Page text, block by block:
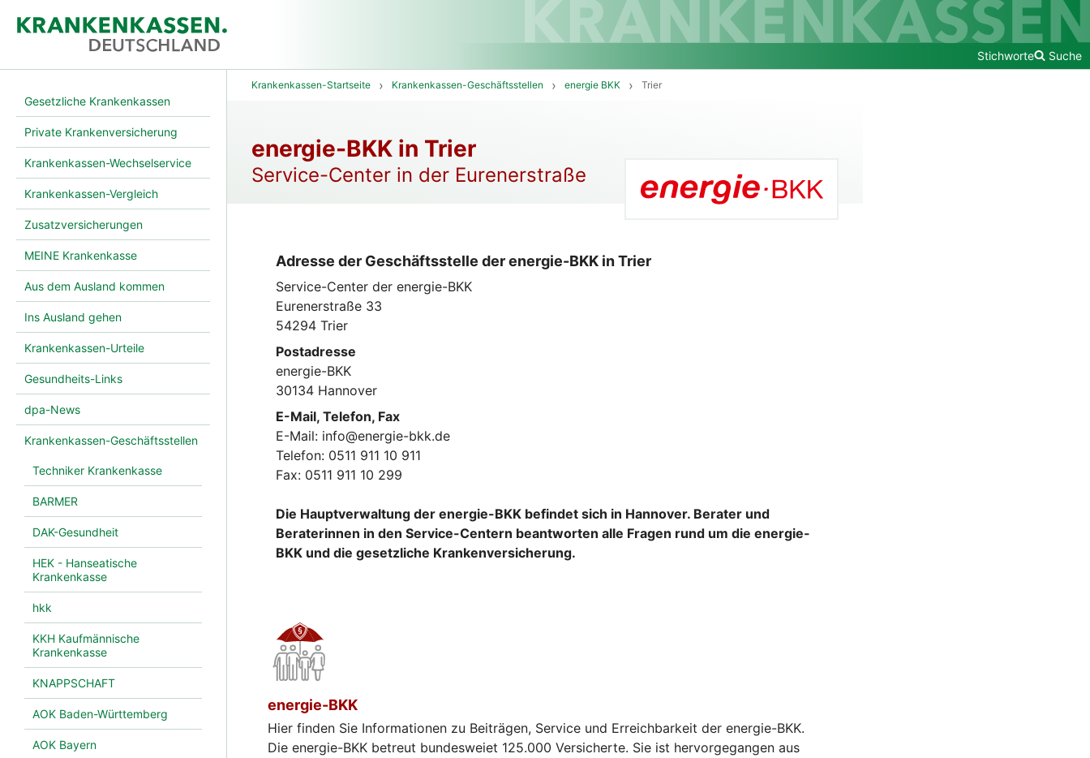
Stichworte Suche
Gesetzliche Krankenkassen
Private Krankenversicherung
Krankenkassen-Wechselservice
Krankenkassen-Vergleich
Zusatzversicherungen
MEINE Krankenkasse
Aus dem Ausland kommen
Ins Ausland gehen
Krankenkassen-Urteile
Gesundheits-Links
dpa-News
Krankenkassen-Geschäftsstellen
Techniker Krankenkasse
BARMER
DAK-Gesundheit
HEK - Hanseatische
Krankenkasse
hkk
KKH Kaufmännische
Krankenkasse
KNAPPSCHAFT
AOK Baden-Württemberg
AOK Bayern
Krankenkassen-Startseite Krankenkassen-Geschäftsstellen energie BKK Trier
energie-BKK in Trier
Service-Center in der Eurenerstraße
Adresse der Geschäftsstelle der energie-BKK in Trier
Service-Center der energie-BKK
Eurenerstraße 33
54294 Trier
Postadresse
energie-BKK
30134 Hannover
E-Mail, Telefon, Fax
E-Mail: info@energie-bkk.de
Telefon: 0511 911 10 911
Fax: 0511 911 10 299
Die Hauptverwaltung der energie-BKK befindet sich in Hannover. Berater und
Beraterinnen in den Service-Centern beantworten alle Fragen rund um die energie-
BKK und die gesetzliche Krankenversicherung.
energie-BKK
Hier finden Sie Informationen zu Beiträgen, Service und Erreichbarkeit der energie-BKK.
Die energie-BKK betreut bundesweiet 125.000 Versicherte. Sie ist hervorgegangen aus